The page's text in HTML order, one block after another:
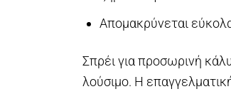
Απομακρύνεται
Σπρέι για προσωρινή
λούσιμο. Η